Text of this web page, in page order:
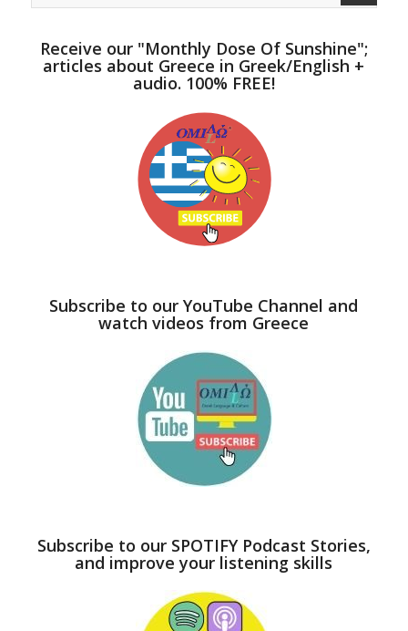
Receive our "Monthly Dose Of Sunshine";
articles about Greece in Greek/English +
audio. 100% FREE!
Subscribe to our YouTube Channel and
watch videos from Greece
Subscribe to our SPOTIFY Podcast Stories,
and improve your listening skills